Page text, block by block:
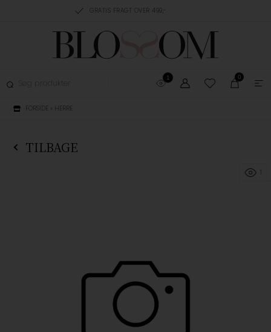
GRATIS FRAGT OVER 499,-
1 0
FORSIDE » HERRE
TILBAGE
1